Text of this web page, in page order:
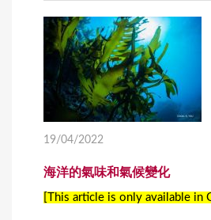
19/04/2022
海洋的氣味和氣候變化
[This article is only available in